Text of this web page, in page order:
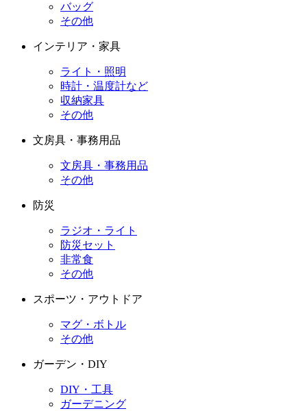
バッグ
その他
インテリア・家具
ライト・照明
時計・温度計など
収納家具
その他
文房具・事務用品
文房具・事務用品
その他
防災
ラジオ・ライト
防災セット
非常食
その他
スポーツ・アウトドア
マグ・ボトル
その他
ガーデン・DIY
DIY・工具
ガーデニング